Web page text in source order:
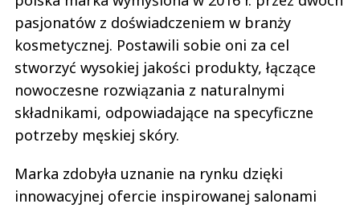
pasjonatów z doświadczeniem w branży
kosmetycznej. Postawili sobie oni za cel
stworzyć wysokiej jakości produkty, łączące
nowoczesne rozwiązania z naturalnymi
składnikami, odpowiadające na specyficzne
potrzeby męskiej skóry.
Marka zdobyła uznanie na rynku dzięki
innowacyjnej ofercie inspirowanej salonami